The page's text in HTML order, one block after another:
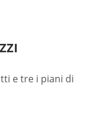
e tre i piani di